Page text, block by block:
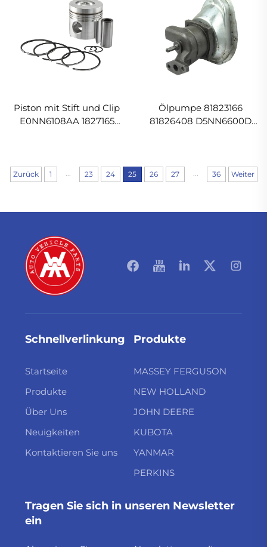
4000
Piston mit Stift und Clip
E0NN6108AA 1827165
Ölpumpe 81823166
81826408 D5NN6600D
Zurück 1 23 24 25 26 27 36 Weiter
Schnellverlinkung
Startseite
Produkte
Über Uns
Neuigkeiten
Kontaktieren Sie uns
Produkte
MASSEY FERGUSON
NEW HOLLAND
JOHN DEERE
KUBOTA
YANMAR
PERKINS
Tragen Sie sich in unseren Newsletter
ein